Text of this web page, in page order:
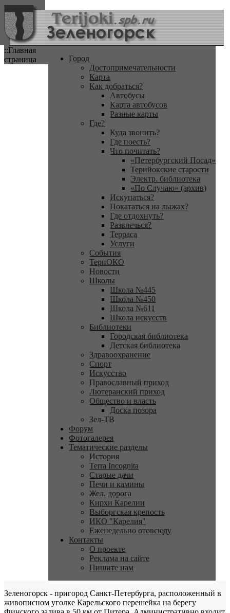
::Главная
страница
Город
Достопримечательности
Карта
Как добраться?
Автобусы
Карта автобусов
Разные карты
Где?
Куда звонить?
Где поесть?
Что почитать?
«Петербургский Посад»
Терийокские старости
Электр. библиотека
«По Случаю» (архив)
Искупаться?
Покататься на лыжах?
Где отдохнуть?
Развлечься?
Терраса
Услуги
События
ТериОКО
Новости
Школы
Школа №445
Школа №450
Школа №611
Школа искусств
Библиотеки
Городская библиотека
Детская библиотека
Здравоохранение
Спорт
Искусство
Православный приход
Лютеранский приход
Общество и власть
Доска позора
Зел-ТВ
Форум
Фотогалерея
Тематические разделы
История
Terra Incognita
Старые дачи
Печи и камины
Жел. дорога
Кирхи Карелии
Выборгская крепость
ИКО "Карелия"
Еженедельно отовсюду
Контакты
О проекте
Реклама на сайте
Пишите нам
Зеленогорск - пригород Санкт-Петербурга, расположенный в
живописном уголке Карельского перешейка на берегу